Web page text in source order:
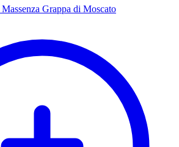
Grappa di Moscato